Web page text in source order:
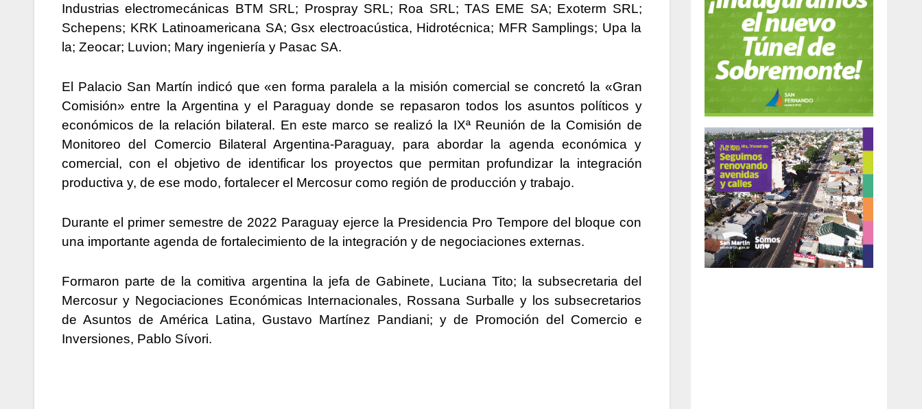
Industrias electromecánicas BTM SRL; Prospray SRL; Roa SRL; TAS EME SA; Exoterm SRL;
Schepens; KRK Latinoamericana SA; Gsx electroacústica, Hidrotécnica; MFR Samplings; Upa la
la; Zeocar; Luvion; Mary ingeniería y Pasac SA.
El Palacio San Martín indicó que «en forma paralela a la misión comercial se concretó la «Gran
Comisión» entre la Argentina y el Paraguay donde se repasaron todos los asuntos políticos y
económicos de la relación bilateral. En este marco se realizó la IXª Reunión de la Comisión de
Monitoreo del Comercio Bilateral Argentina-Paraguay, para abordar la agenda económica y
comercial, con el objetivo de identificar los proyectos que permitan profundizar la integración
productiva y, de ese modo, fortalecer el Mercosur como región de producción y trabajo.
Durante el primer semestre de 2022 Paraguay ejerce la Presidencia Pro Tempore del bloque con
una importante agenda de fortalecimiento de la integración y de negociaciones externas.
Formaron parte de la comitiva argentina la jefa de Gabinete, Luciana Tito; la subsecretaria del
Mercosur y Negociaciones Económicas Internacionales, Rossana Surballe y los subsecretarios
de Asuntos de América Latina, Gustavo Martínez Pandiani; y de Promoción del Comercio e
Inversiones, Pablo Sívori.